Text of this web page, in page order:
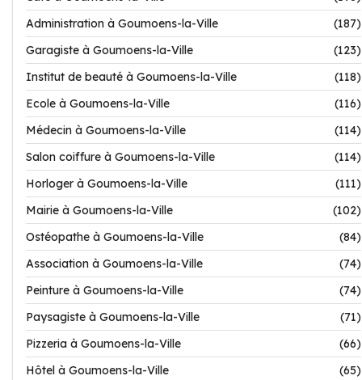
Administration à Goumoens-la-Ville
(187)
Garagiste à Goumoens-la-Ville
(123)
Institut de beauté à Goumoens-la-Ville
(118)
Ecole à Goumoens-la-Ville
(116)
Médecin à Goumoens-la-Ville
(114)
Salon coiffure à Goumoens-la-Ville
(114)
Horloger à Goumoens-la-Ville
(111)
Mairie à Goumoens-la-Ville
(102)
Ostéopathe à Goumoens-la-Ville
(84)
Association à Goumoens-la-Ville
(74)
Peinture à Goumoens-la-Ville
(74)
Paysagiste à Goumoens-la-Ville
(71)
Pizzeria à Goumoens-la-Ville
(66)
Hôtel à Goumoens-la-Ville
(65)